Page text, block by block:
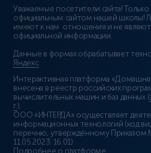
Уважаемые посетители сайта!
официальным сайтом нашей школы!
имеют к нам отношения и не
официальной информации.
Данные в формах обрабатывает
Яндекс
Интерактивная платформа
внесена в реестр российских
вычислительных машин и баз данных (
г.).
ООО «ИНТЕРДА» осуществляет
информационных технологий (код
перечню, утверждённому
11.05.2023: 16.01)
Подробнее о платформе